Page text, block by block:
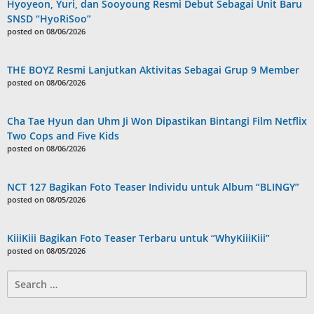
Hyoyeon, Yuri, dan Sooyoung Resmi Debut Sebagai Unit Baru
SNSD “HyoRiSoo”
posted on 08/06/2026
THE BOYZ Resmi Lanjutkan Aktivitas Sebagai Grup 9 Member
posted on 08/06/2026
Cha Tae Hyun dan Uhm Ji Won Dipastikan Bintangi Film Netflix
Two Cops and Five Kids
posted on 08/06/2026
NCT 127 Bagikan Foto Teaser Individu untuk Album “BLINGY”
posted on 08/05/2026
KiiiKiii Bagikan Foto Teaser Terbaru untuk “WhyKiiiKiii”
posted on 08/05/2026
for: